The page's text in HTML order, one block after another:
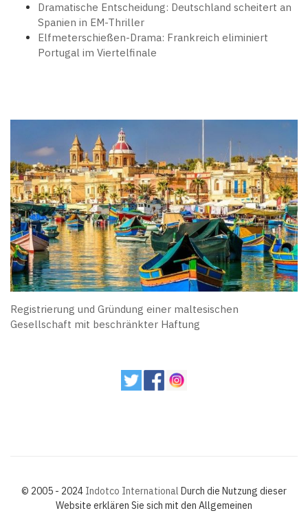
Dramatische Entscheidung: Deutschland scheitert an
Spanien in EM-Thriller
Elfmeterschießen-Drama: Frankreich eliminiert
Portugal im Viertelfinale
Registrierung und Gründung einer maltesischen
Gesellschaft mit beschränkter Haftung
© 2005 - 2024 Indotco International Durch die Nutzung dieser
Website erklären Sie sich mit den Allgemeinen